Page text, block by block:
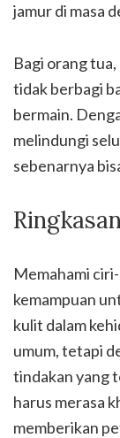
jamur di masa
Bagi orang
tidak berbagi
bermain.
melindungi
sebenarnya
Memahami
kemampuan
kulit dalam
umum, tetapi
tindakan yang
harus merasa
memberikan